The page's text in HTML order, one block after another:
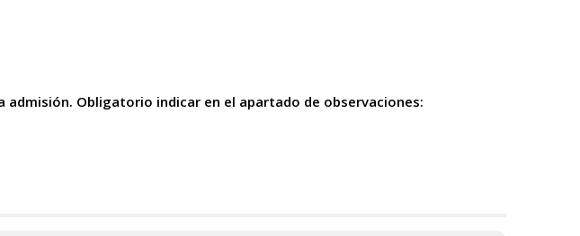
admisión. Obligatorio indicar en el apartado de observaciones: